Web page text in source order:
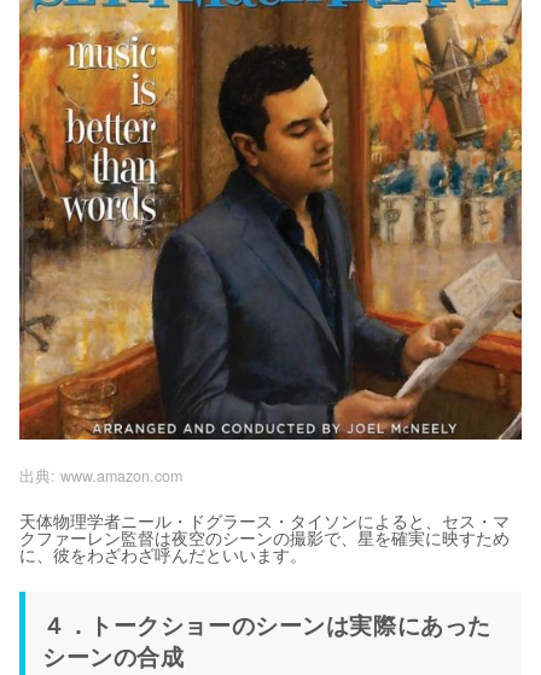
出典: www.amazon.com
天体物理学者ニール・ドグラース・タイソンによると、セス・マ
クファーレン監督は夜空のシーンの撮影で、星を確実に映すため
に、彼をわざわざ呼んだといいます。
４．トークショーのシーンは実際にあった
シーンの合成